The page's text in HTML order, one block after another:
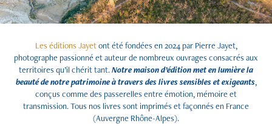
Les éditions Jayetont été fondées en 2024 par Pierre Jayet,
photographe passionné et auteur de nombreux ouvrages consacrés aux
territoires qu’il chérit tant.Notre maison d’édition met en lumière la
beauté de notre patrimoine à travers des livres sensibles et exigeants,
conçus comme des passerelles entre émotion, mémoire et
transmission. Tous nos livres sont imprimés et façonnés en France
(Auvergne Rhône-Alpes).